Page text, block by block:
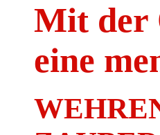
Mit der
eine